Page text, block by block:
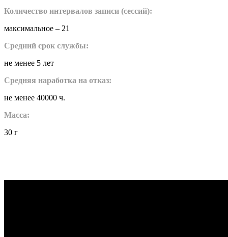
Количество интервалов записи (сессий):
максимальное – 21
Средний срок службы:
не менее 5 лет
Средняя наработка на отказ:
не менее 40000 ч.
Масса:
30 г